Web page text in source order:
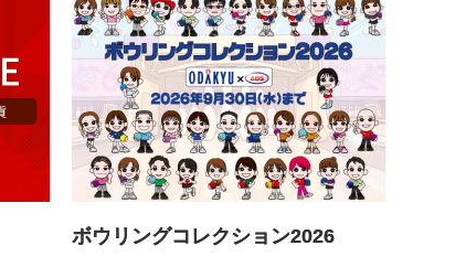
ボウリングコレクション2026